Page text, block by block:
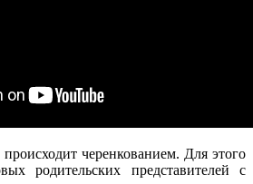
черенкованием. Для этого
родительских представителей с